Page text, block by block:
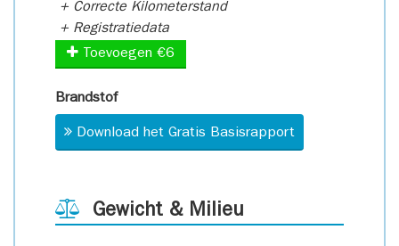
+ Correcte Kilometerstand
+ Registratiedata
Toevoegen €6
Brandstof
Download het Gratis Basisrapport
Gewicht & Milieu